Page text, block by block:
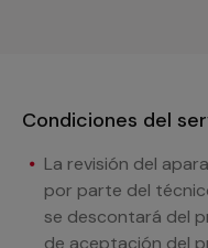
Condiciones del
La revisión del
por parte del
se descontará del
de aceptación del